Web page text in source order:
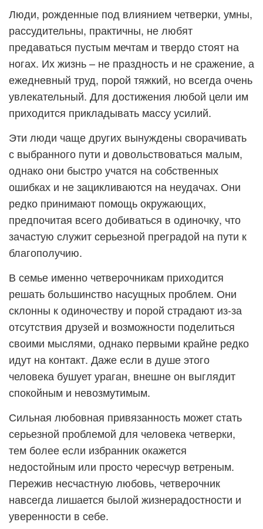
Люди, рожденные под влиянием четверки, умны,
рассудительны, практичны, не любят
предаваться пустым мечтам и твердо стоят на
ногах. Их жизнь – не праздность и не сражение, а
ежедневный труд, порой тяжкий, но всегда очень
увлекательный. Для достижения любой цели им
приходится прикладывать массу усилий.
Эти люди чаще других вынуждены сворачивать
с выбранного пути и довольствоваться малым,
однако они быстро учатся на собственных
ошибках и не зацикливаются на неудачах. Они
редко принимают помощь окружающих,
предпочитая всего добиваться в одиночку, что
зачастую служит серьезной преградой на пути к
благополучию.
В семье именно четверочникам приходится
решать большинство насущных проблем. Они
склонны к одиночеству и порой страдают из-за
отсутствия друзей и возможности поделиться
своими мыслями, однако первыми крайне редко
идут на контакт. Даже если в душе этого
человека бушует ураган, внешне он выглядит
спокойным и невозмутимым.
Сильная любовная привязанность может стать
серьезной проблемой для человека четверки,
тем более если избранник окажется
недостойным или просто чересчур ветреным.
Пережив несчастную любовь, четверочник
навсегда лишается былой жизнерадостности и
уверенности в себе.